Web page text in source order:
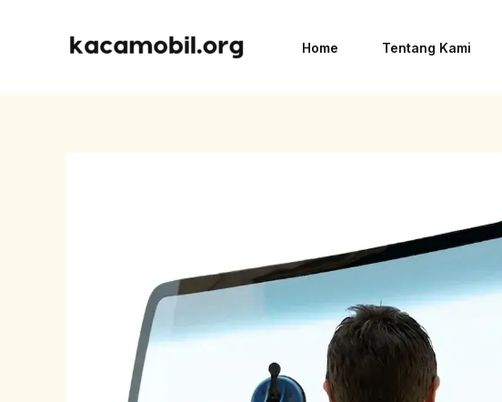
Home Tentang Kami